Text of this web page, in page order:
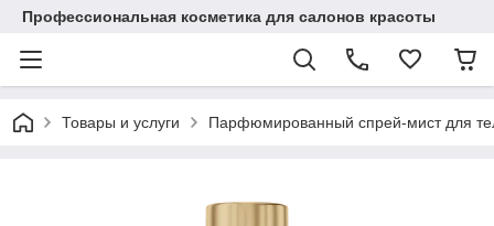
Профессиональная косметика для салонов красоты
Товары и услуги Парфюмированный спрей-мист для